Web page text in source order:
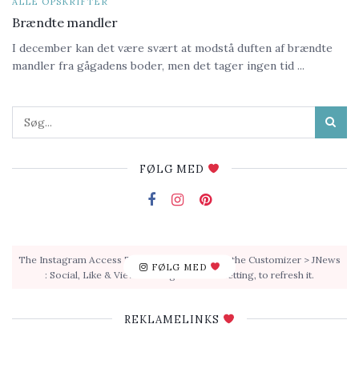
Brændte mandler
I december kan det være svært at modstå duften af brændte
mandler fra gågadens boder, men det tager ingen tid ...
FØLG MED
FØLG MED
The Instagram Access Token is expired, Go to the Customizer > JNews
: Social, Like & View > Instagram Feed Setting, to refresh it.
REKLAMELINKS